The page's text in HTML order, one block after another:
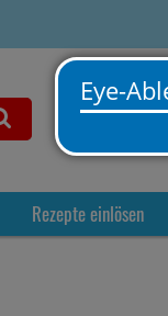
Rezepte einlösen